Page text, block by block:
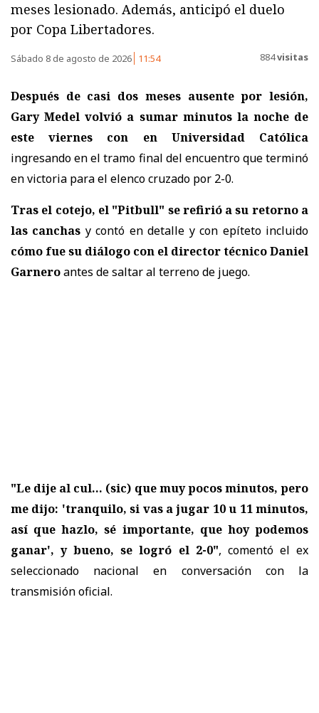
meses lesionado. Además, anticipó el duelo
por Copa Libertadores.
Sábado 8 de agosto de 2026 11:54 884visitas
Después de casi dos meses ausente por lesión,
Gary Medel volvió a sumar minutos la noche de
este viernes con en Universidad Católica
ingresando en el tramo final del encuentro que terminó
en victoria para el elenco cruzado por 2-0.
Tras el cotejo, el "Pitbull" se refirió a su retorno a
las canchas y contó en detalle y con epíteto incluido
cómo fue su diálogo con el director técnico Daniel
Garneroantes de saltar al terreno de juego.
"Le dije al cul... (sic) que muy pocos minutos, pero
me dijo: 'tranquilo, si vas a jugar 10 u 11 minutos,
así que hazlo, sé importante, que hoy podemos
ganar', y bueno, se logró el 2-0", comentó el ex
seleccionado nacional en conversación con la
transmisión oficial.